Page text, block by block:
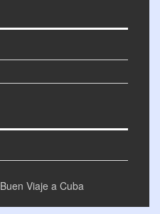
Buen Viaje a Cuba